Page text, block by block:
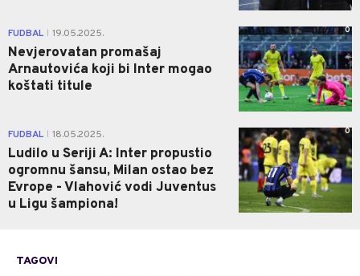
FUDBAL 19.05.2025.
Nevjerovatan promašaj
Arnautovića koji bi Inter mogao
koštati titule
0
FUDBAL 18.05.2025.
Ludilo u Seriji A: Inter propustio
ogromnu šansu, Milan ostao bez
Evrope - Vlahović vodi Juventus
u Ligu šampiona!
0
TAGOVI